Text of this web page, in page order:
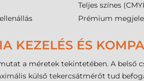
Teljes színes
Prémium
KEZELÉS ÉS
a méretek tekintetében. A belső
külső tekercsátmérőt tud